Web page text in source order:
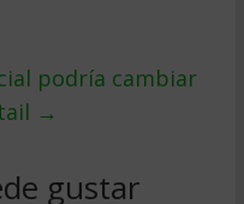
podría cambiar
→
gustar